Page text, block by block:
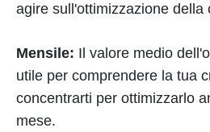
agire sull'ottimizzazione della
Mensile: Il valore medio
utile per comprendere la tua
concentrarti per ottimizzarlo
mese.